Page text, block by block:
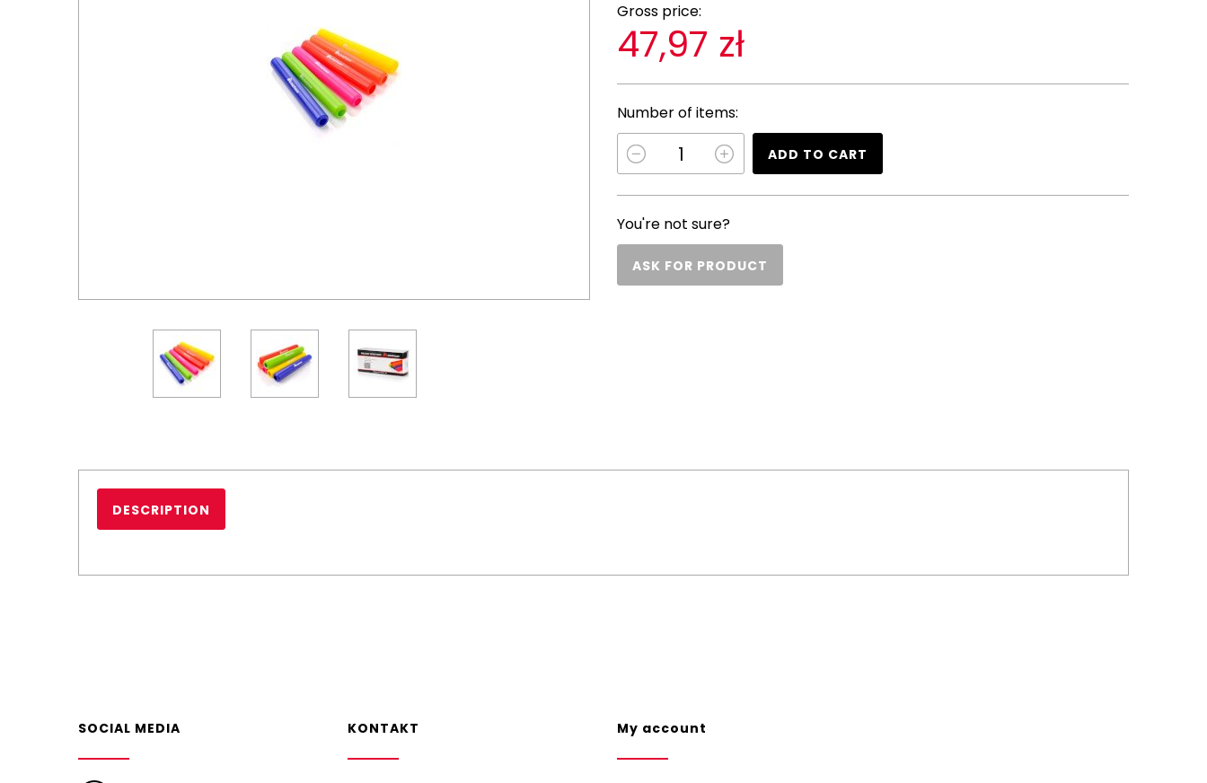
Gross price:
47,97 zł
Number of items:
ADD TO CART
You're not sure?
ASK FOR PRODUCT
DESCRIPTION
SOCIAL MEDIA KONTAKT My account